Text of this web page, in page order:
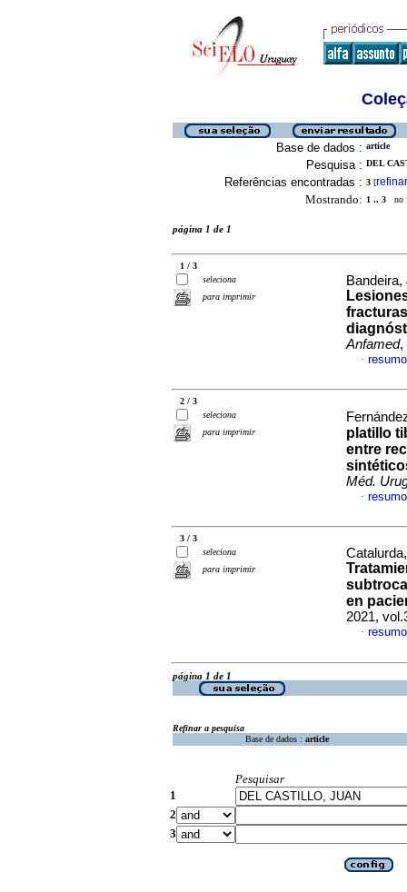
Base de dados : article
Pesquisa : DEL
Referências encontradas : 3 [refinar
Mostrando: 1 .. 3 no
página 1 de 1
1 / 3
seleciona
para imprimir
Anfamed,
·
2 / 3
seleciona
para imprimir
platillo
entre
Méd.
·
3 / 3
seleciona
para imprimir
en
2021,
·
página 1 de 1
Refinar a pesquisa
Base de dados : article
Pesquisar
1
2
3